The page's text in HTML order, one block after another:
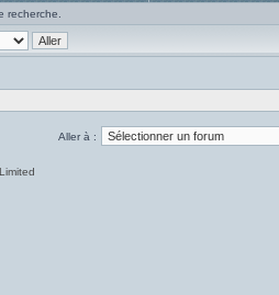
recherche.
Aller à :